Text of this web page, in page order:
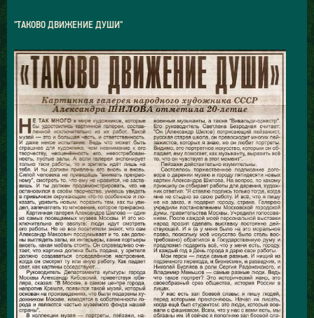
"ТАКОВО ДВИЖЕНИЕ ДУШИ"